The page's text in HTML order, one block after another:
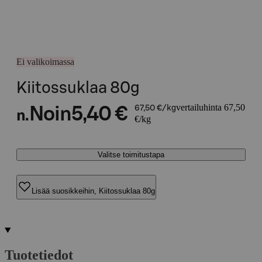
Ei valikoimassa
Kiitossuklaa 80g
n. Noin5,40 € 67,50 €/kgvertailuhinta 67,50
€/kg
Valitse toimitustapa
Lisää suosikkeihin, Kiitossuklaa 80g
Tuotetiedot